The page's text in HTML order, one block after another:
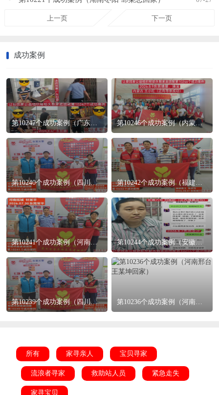
上一页 下一页
成功案例
第10247个成功案例（广东阳春 回家） 第10246个成功案例（内蒙古 王某红回家）
第10240个成功案例（四川凉山 海来某某）
第10241个成功案例（河南拓城 轩某平回家） 第10244个成功案例（安徽省六安刘某红回家）
第10239个成功案例（四川省苍溪庞某回家） 第10236个成功案例（河南邢台 王某坤回家）
所有 家寻亲人 宝贝寻家
流浪者寻家 救助站人员 紧急走失
家寻宝贝